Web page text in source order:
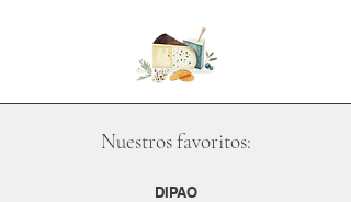
Nuestros favoritos:
DIPAO